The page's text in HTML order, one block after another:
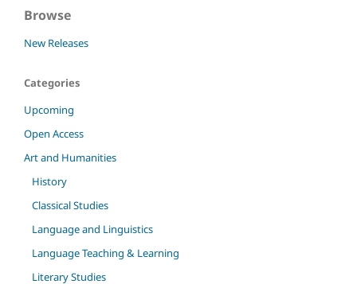
Browse
New Releases
Categories
Upcoming
Open Access
Art and Humanities
History
Classical Studies
Language and Linguistics
Language Teaching & Learning
Literary Studies